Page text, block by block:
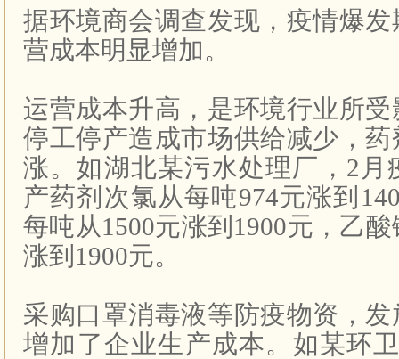
据环境商会调查发现，疫情爆
营成本明显增加。
运营成本升高，是环境行业所
停工停产造成市场供给减少，
涨。如湖北某污水处理厂，2月
产药剂次氯从每吨974元涨到
每吨从1500元涨到1900元，乙
涨到1900元。
采购口罩消毒液等防疫物资，
增加了企业生产成本。如某环